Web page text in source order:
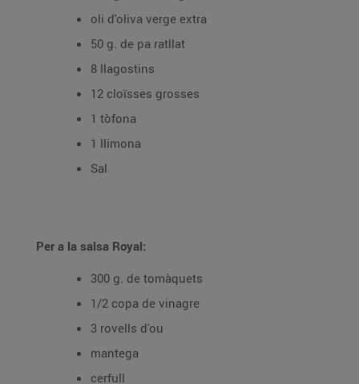
oli d'oliva verge extra
50 g. de pa ratllat
8 llagostins
12 cloïsses grosses
1 tòfona
1 llimona
Sal
Per a la salsa Royal:
300 g. de tomàquets
1/2 copa de vinagre
3 rovells d'ou
mantega
cerfull